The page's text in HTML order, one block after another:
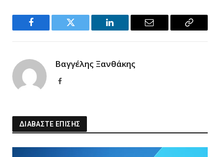
Facebook Twitter LinkedIn Email
Copy
Βαγγέλης Ξανθάκης
Facebook
ΔΙΑΒΑΣΤΕ ΕΠΙΣΗΣ